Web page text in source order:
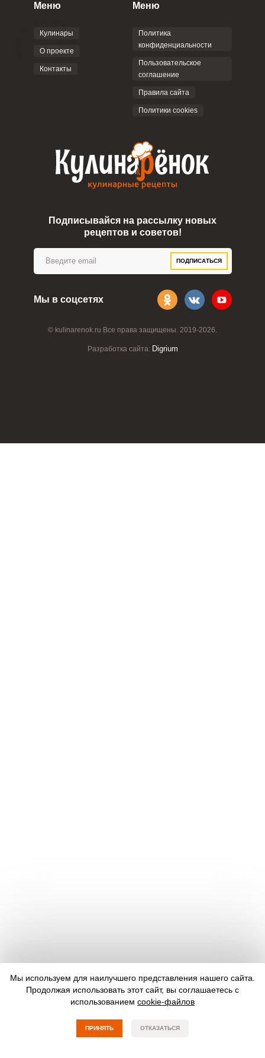
© kulinarenok.ru Все права защищены. 2019-2026.
Разработка сайта: Digrium
Меню
Кулинары
О проекте
Контакты
Меню
Политика
конфиденциальности
Пользовательское
соглашение
Правила сайта
Политики cookies
Подписывайся на рассылку новых
рецептов и советов!
ПОДПИСАТЬСЯ
Мы в соцсетях
Мы используем для наилучшего представления нашего сайта.
Продолжая использовать этот сайт, вы соглашаетесь с
использованием cookie-файлов
ПРИНЯТЬ ОТКАЗАТЬСЯ